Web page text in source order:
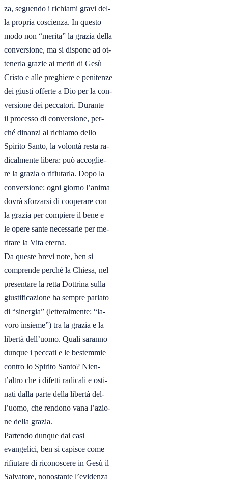
za, seguendo i richiami gravi del-
la propria coscienza. In questo
modo non “merita” la grazia della
conversione, ma si dispone ad ot-
tenerla grazie ai meriti di Gesù
Cristo e alle preghiere e penitenze
dei giusti offerte a Dio per la con-
versione dei peccatori. Durante
il processo di conversione, per-
ché dinanzi al richiamo dello
Spirito Santo, la volontà resta ra-
dicalmente libera: può accoglie-
re la grazia o rifiutarla. Dopo la
conversione: ogni giorno l’anima
dovrà sforzarsi di cooperare con
la grazia per compiere il bene e
le opere sante necessarie per me-
ritare la Vita eterna.
Da queste brevi note, ben si
comprende perché la Chiesa, nel
presentare la retta Dottrina sulla
giustificazione ha sempre parlato
di “sinergia” (letteralmente: “la-
voro insieme”) tra la grazia e la
libertà dell’uomo. Quali saranno
dunque i peccati e le bestemmie
contro lo Spirito Santo? Nien-
t’altro che i difetti radicali e osti-
nati dalla parte della libertà del-
l’uomo, che rendono vana l’azio-
ne della grazia.
Partendo dunque dai casi
evangelici, ben si capisce come
rifiutare di riconoscere in Gesù il
Salvatore, nonostante l’evidenza